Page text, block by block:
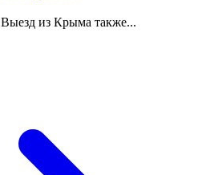
из Крыма также...